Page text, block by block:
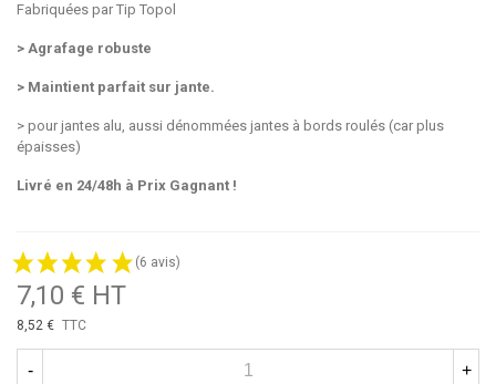
Fabriquées par Tip Topol
> Agrafage robuste
> Maintient parfait sur jante.
> pour jantes alu, aussi dénommées jantes à bords roulés (car plus
épaisses)
Livré en 24/48h à Prix Gagnant !
(6 avis)
7,10 € HT
8,52 € TTC
- +